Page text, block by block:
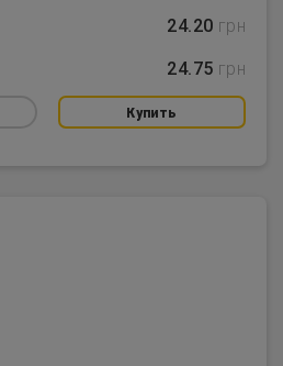
24.20 грн
24.75 грн
Купить